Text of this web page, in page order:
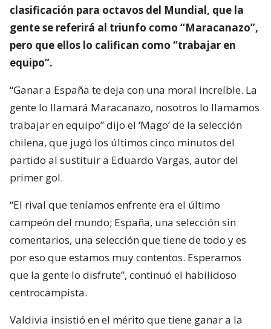
clasificación para octavos del Mundial, que la
gente se referirá al triunfo como “Maracanazo”,
pero que ellos lo califican como “trabajar en
equipo”.
“Ganar a España te deja con una moral increíble. La
gente lo llamará Maracanazo, nosotros lo llamamos
trabajar en equipo” dijo el ‘Mago’ de la selección
chilena, que jugó los últimos cinco minutos del
partido al sustituir a Eduardo Vargas, autor del
primer gol.
“El rival que teníamos enfrente era el último
campeón del mundo; España, una selección sin
comentarios, una selección que tiene de todo y es
por eso que estamos muy contentos. Esperamos
que la gente lo disfrute”, continuó el habilidoso
centrocampista.
Valdivia insistió en el mérito que tiene ganar a la